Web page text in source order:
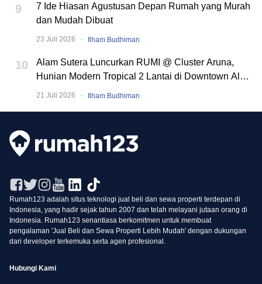
9
7 Ide Hiasan Agustusan Depan Rumah yang Murah
dan Mudah Dibuat
23 Juli 2026 · Ilham Budhiman
10
Alam Sutera Luncurkan RUMI @ Cluster Aruna,
Hunian Modern Tropical 2 Lantai di Downtown Alam
Sutera
21 Juli 2026 · Ilham Budhiman
Rumah123 adalah situs teknologi jual beli dan sewa properti terdepan di
Indonesia, yang hadir sejak tahun 2007 dan telah melayani jutaan orang di
Indonesia. Rumah123 senantiasa berkomitmen untuk membuat
pengalaman 'Jual Beli dan Sewa Properti Lebih Mudah' dengan dukungan
dari developer terkemuka serta agen profesional.
Hubungi Kami